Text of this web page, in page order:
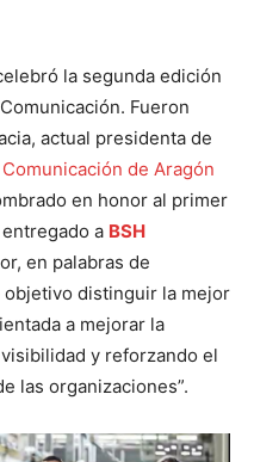
la segunda edición
Fueron
actual presidenta de
de Aragón
en honor al primer
a BSH
en palabras de
objetivo distinguir la mejor
a mejorar la
y reforzando el
las organizaciones”.